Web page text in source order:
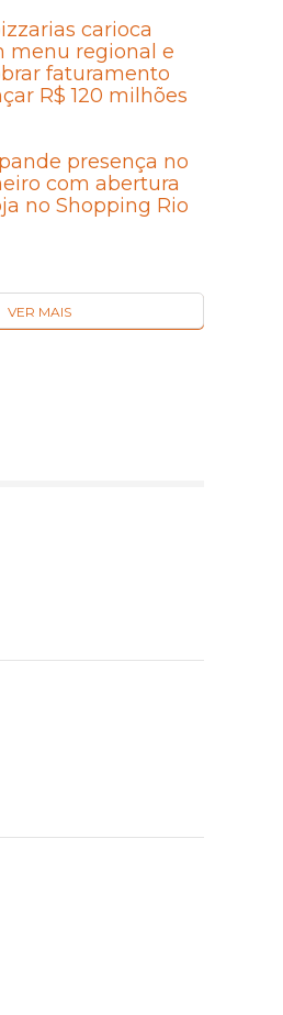
carioca
menu regional e
faturamento
R$ 120 milhões
presença no
com abertura
no Shopping Rio
VER MAIS